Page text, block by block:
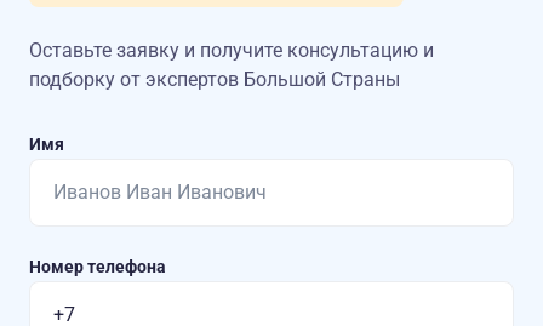
Оставьте заявку и получите консультацию и
подборку от экспертов Большой Страны
Имя
Номер телефона